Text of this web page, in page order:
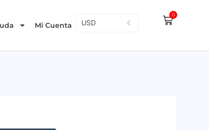
Mi Cuenta USD
0